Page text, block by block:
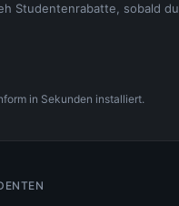
Studentenrabatte, sobald du
in Sekunden installiert.